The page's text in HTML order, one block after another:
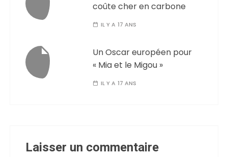
coûte cher en carbone
IL Y A 17 ANS
Un Oscar européen pour
« Mia et le Migou »
IL Y A 17 ANS
Laisser un commentaire